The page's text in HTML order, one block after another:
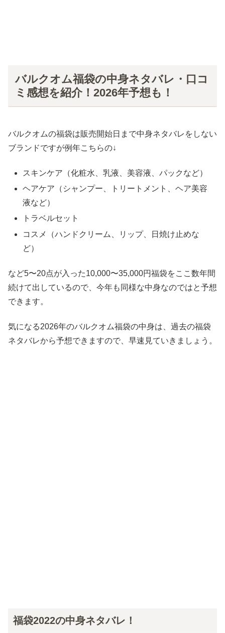
バルクオム福袋の中身ネタバレ・口コ
ミ感想を紹介！2026年予想も！
バルクオムの福袋は販売開始日まで中身ネタバレをしない
ブランドですが例年こちらの↓
スキンケア（化粧水、乳液、美容液、パックなど）
ヘアケア（シャンプー、トリートメント、ヘア美容
液など）
トラベルセット
コスメ（ハンドクリーム、リップ、日焼け止めな
ど）
など5〜20点が入った10,000〜35,000円福袋をここ数年間
続けて出しているので、今年も同様な中身なのではと予想
できます。
気になる2026年のバルクオム福袋の中身は、過去の福袋
ネタバレから予想できますので、早速見ていきましょう。
福袋2022の中身ネタバレ！